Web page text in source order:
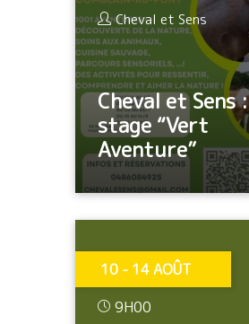
Cheval et Sens
Cheval et Sens :
stage “Vert
Aventure”
10 - 14 AOÛT
9H00